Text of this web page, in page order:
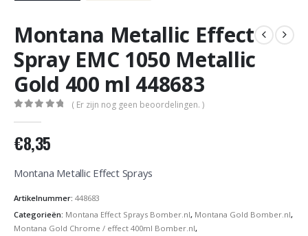
Montana Metallic Effect
Spray EMC 1050 Metallic
Gold 400 ml 448683
( Er zijn nog geen beoordelingen. )
€8,35
Montana Metallic Effect Sprays
Artikelnummer: 448683
Categorieën: Montana Effect Sprays Bomber.nl, Montana Gold Bomber.nl,
Montana Gold Chrome / effect 400ml Bomber.nl,